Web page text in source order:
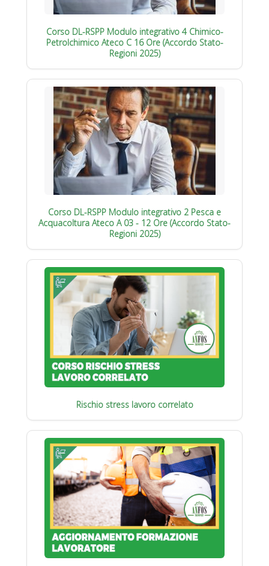
Corso DL-RSPP Modulo integrativo 4 Chimico-
Petrolchimico Ateco C 16 Ore (Accordo Stato-
Regioni 2025)
Corso DL-RSPP Modulo integrativo 2 Pesca e
Acquacoltura Ateco A 03 - 12 Ore (Accordo Stato-
Regioni 2025)
Rischio stress lavoro correlato